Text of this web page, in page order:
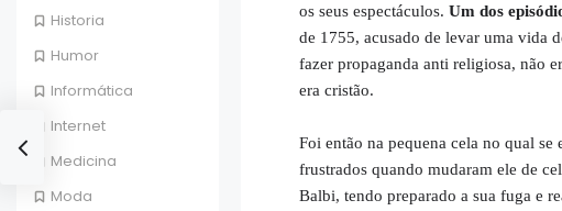
Historia
Humor
Informática
Internet
Medicina
Moda
os seus espectáculos. Um dos
de 1755, acusado de levar uma vida
fazer propaganda anti religiosa, não
era cristão.
Foi então na pequena cela no qual
frustrados quando mudaram ele de
Balbi, tendo preparado a sua fuga e